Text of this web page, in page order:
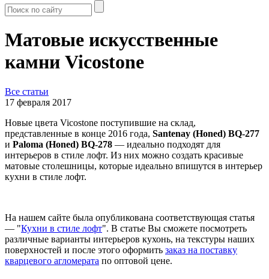
Матовые искусственные
камни Vicostone
Все статьи
17 февраля 2017
Новые цвета Vicostone поступившие на склад,
представленные в конце 2016 года, Santenay (Honed) BQ-277
и Paloma (Honed) BQ-278 — идеально подходят для
интерьеров в стиле лофт. Из них можно создать красивые
матовые столешницы, которые идеально впишутся в интерьер
кухни в стиле лофт.
На нашем сайте была опубликована соответствующая статья
— "Кухни в стиле лофт". В статье Вы сможете посмотреть
различные варианты интерьеров кухонь, на текстуры наших
поверхностей и после этого оформить заказ на поставку
кварцевого агломерата по оптовой цене.